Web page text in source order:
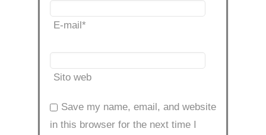
E-mail*
Sito web
Save my name, email, and website
in this browser for the next time I